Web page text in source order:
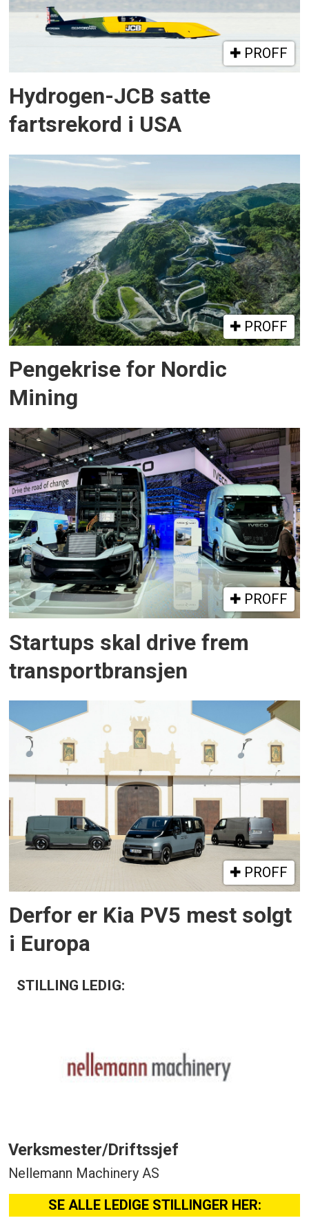
PROFF
Hydrogen-JCB satte
fartsrekord i USA
PROFF
Pengekrise for Nordic
Mining
PROFF
Startups skal drive frem
transportbransjen
PROFF
Derfor er Kia PV5 mest solgt
i Europa
STILLING LEDIG:
Verksmester/Driftssjef
Nellemann Machinery AS
SE ALLE LEDIGE STILLINGER HER: